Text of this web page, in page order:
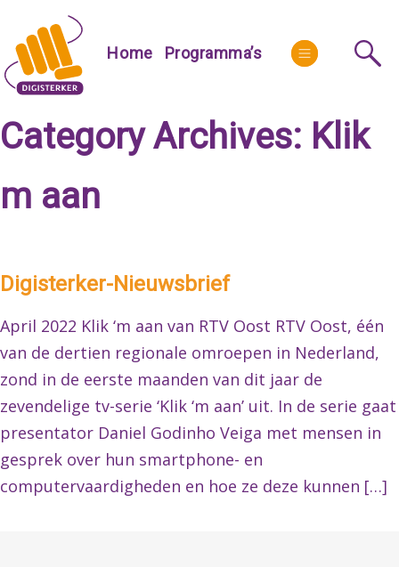
content
Home Programma’s More
Category Archives: Klik
m aan
Digisterker-Nieuwsbrief
April 2022 Klik ‘m aan van RTV Oost RTV Oost, één
van de dertien regionale omroepen in Nederland,
zond in de eerste maanden van dit jaar de
zevendelige tv-serie ‘Klik ‘m aan’ uit. In de serie gaat
presentator Daniel Godinho Veiga met mensen in
gesprek over hun smartphone- en
computervaardigheden en hoe ze deze kunnen […]